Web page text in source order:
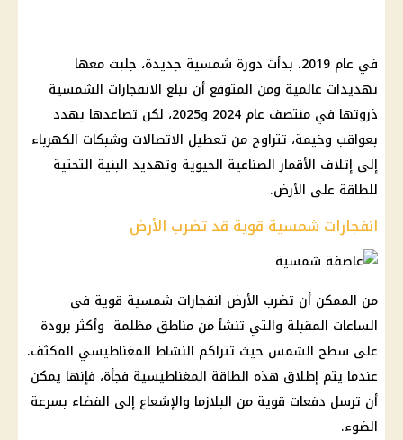
في عام 2019، بدأت دورة شمسية جديدة، جلبت معها
تهديدات عالمية ومن المتوقع أن تبلغ الانفجارات الشمسية
ذروتها في منتصف عام 2024 و2025، لكن تصاعدها يهدد
بعواقب وخيمة، تتراوح من تعطيل الاتصالات وشبكات الكهرباء
إلى إتلاف الأقمار الصناعية الحيوية وتهديد البنية التحتية
للطاقة على الأرض.
انفجارات شمسية قوية قد تضرب الأرض
من الممكن أن تضرب الأرض انفجارات شمسية قوية في
الساعات المقبلة والتي تنشأ من مناطق مظلمة وأكثر برودة
على سطح الشمس حيث تتراكم النشاط المغناطيسي المكثف.
عندما يتم إطلاق هذه الطاقة المغناطيسية فجأة، فإنها يمكن
أن ترسل دفعات قوية من البلازما والإشعاع إلى الفضاء بسرعة
الضوء.